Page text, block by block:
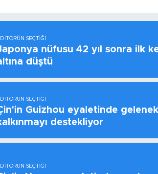
SEÇTIĞI
nüfusu 42 yıl sonra ilk
düştü
SEÇTIĞI
Guizhou eyaletinde
destekliyor
SEÇTIĞI